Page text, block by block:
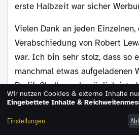
erste Halbzeit war sicher
Vielen Dank an jeden Einzelnen, der an der
Verabschiedung von Robert
war. Ich bin sehr stolz, dass so
manchmal etwas aufgeladenen
Profifußballs noch möglich ist,
einfach mal zurücklehnt und
vergangenen vier Jahren
Leute haben gesehen, dass er
Wir nutzen Cookies & externe Inhalte
Eingebettete Inhalte &
Einstellungen